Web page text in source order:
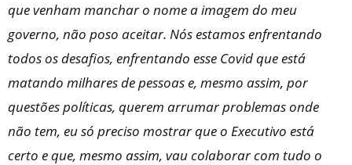
que venham manchar o nome a imagem do meu
governo, não poso aceitar. Nós estamos enfrentando
todos os desafios, enfrentando esse Covid que está
matando milhares de pessoas e, mesmo assim, por
questões políticas, querem arrumar problemas onde
não tem, eu só preciso mostrar que o Executivo está
certo e que, mesmo assim, vau colaborar com tudo o